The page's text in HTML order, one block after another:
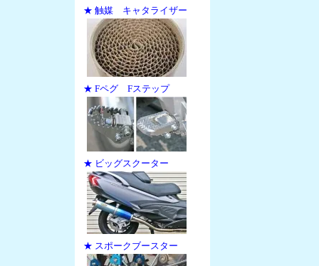
★ 触媒 キャタライザー
★ Fペグ Fステップ
★ ビッグスクーター
★ スポークブースター